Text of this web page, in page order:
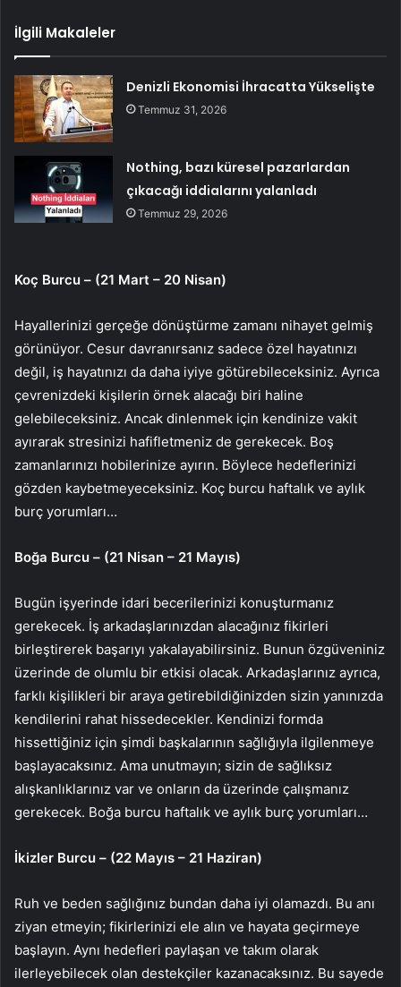
İlgili Makaleler
Denizli Ekonomisi İhracatta Yükselişte
Temmuz 31, 2026
Nothing, bazı küresel pazarlardan
çıkacağı iddialarını yalanladı
Temmuz 29, 2026
Koç Burcu – (21 Mart – 20 Nisan)
Hayallerinizi gerçeğe dönüştürme zamanı nihayet gelmiş
görünüyor. Cesur davranırsanız sadece özel hayatınızı
değil, iş hayatınızı da daha iyiye götürebileceksiniz. Ayrıca
çevrenizdeki kişilerin örnek alacağı biri haline
gelebileceksiniz. Ancak dinlenmek için kendinize vakit
ayırarak stresinizi hafifletmeniz de gerekecek. Boş
zamanlarınızı hobilerinize ayırın. Böylece hedeflerinizi
gözden kaybetmeyeceksiniz. Koç burcu haftalık ve aylık
burç yorumları…
Boğa Burcu – (21 Nisan – 21 Mayıs)
Bugün işyerinde idari becerilerinizi konuşturmanız
gerekecek. İş arkadaşlarınızdan alacağınız fikirleri
birleştirerek başarıyı yakalayabilirsiniz. Bunun özgüveniniz
üzerinde de olumlu bir etkisi olacak. Arkadaşlarınız ayrıca,
farklı kişilikleri bir araya getirebildiğinizden sizin yanınızda
kendilerini rahat hissedecekler. Kendinizi formda
hissettiğiniz için şimdi başkalarının sağlığıyla ilgilenmeye
başlayacaksınız. Ama unutmayın; sizin de sağlıksız
alışkanlıklarınız var ve onların da üzerinde çalışmanız
gerekecek. Boğa burcu haftalık ve aylık burç yorumları…
İkizler Burcu – (22 Mayıs – 21 Haziran)
Ruh ve beden sağlığınız bundan daha iyi olamazdı. Bu anı
ziyan etmeyin; fikirlerinizi ele alın ve hayata geçirmeye
başlayın. Aynı hedefleri paylaşan ve takım olarak
ilerleyebilecek olan destekçiler kazanacaksınız. Bu sayede